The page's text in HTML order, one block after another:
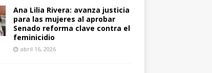
Ana Lilia Rivera: avanza justicia
para las mujeres al aprobar
Senado reforma clave contra el
feminicidio
abril 16, 2026